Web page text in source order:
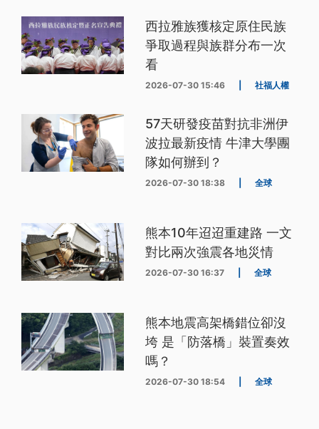
西拉雅族獲核定原住民族
爭取過程與族群分布一次
看
2026-07-30 15:46 社福人權
57天研發疫苗對抗非洲伊
波拉最新疫情 牛津大學團
隊如何辦到？
2026-07-30 18:38 全球
熊本10年迢迢重建路 一文
對比兩次強震各地災情
2026-07-30 16:37 全球
熊本地震高架橋錯位卻沒
垮 是「防落橋」裝置奏效
嗎？
2026-07-30 18:54 全球